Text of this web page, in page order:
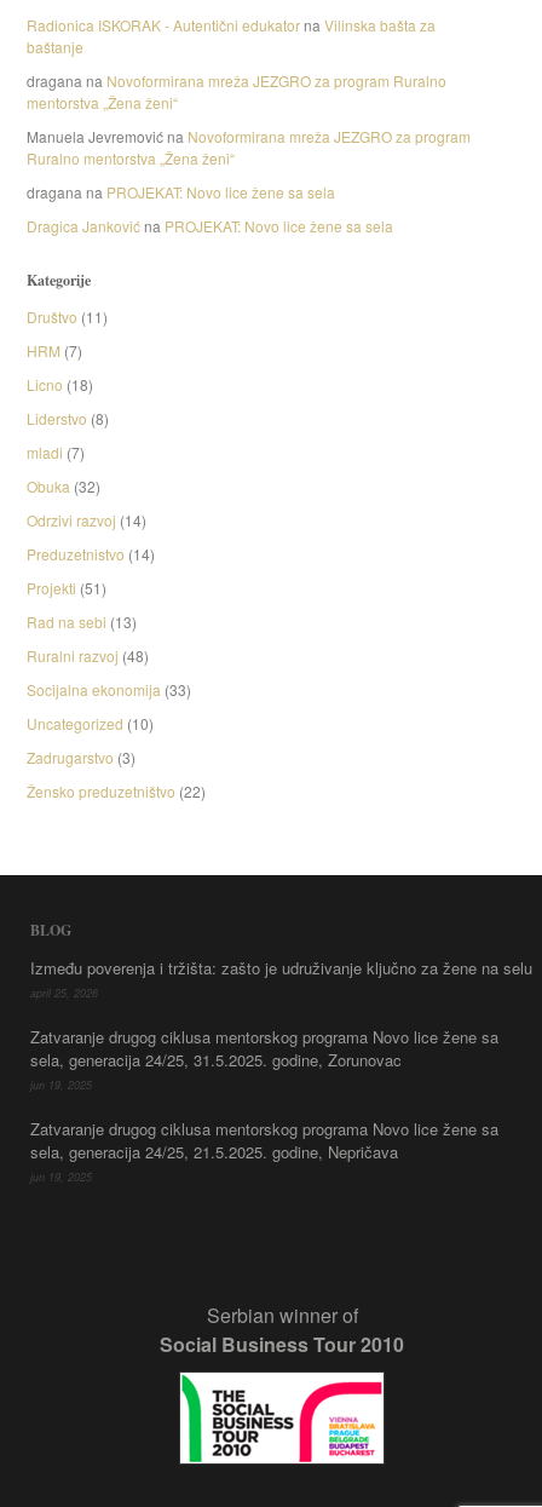
Radionica ISKORAK - Autentični edukatorna Vilinska bašta za
baštanje
dragana na Novoformirana mreža JEZGRO za program Ruralno
mentorstva „Žena ženi“
Manuela Jevremovićna Novoformirana mreža JEZGRO za program
Ruralno mentorstva „Žena ženi“
dragana na PROJEKAT: Novo lice žene sa sela
Dragica Jankovićna PROJEKAT: Novo lice žene sa sela
Kategorije
Društvo (11)
HRM (7)
Licno (18)
Liderstvo (8)
mladi (7)
Obuka (32)
Odrzivi razvoj (14)
Preduzetnistvo (14)
Projekti (51)
Rad na sebi (13)
Ruralni razvoj (48)
Socijalna ekonomija (33)
Uncategorized (10)
Zadrugarstvo (3)
Žensko preduzetništvo (22)
BLOG
Između poverenja i tržišta: zašto je udruživanje ključno za žene na selu
april 25, 2026
Zatvaranje drugog ciklusa mentorskog programa Novo lice žene sa
sela, generacija 24/25, 31.5.2025. godine, Zorunovac
jun 19, 2025
Zatvaranje drugog ciklusa mentorskog programa Novo lice žene sa
sela, generacija 24/25, 21.5.2025. godine, Nepričava
jun 19, 2025
Serbian winner of
Social Business Tour 2010